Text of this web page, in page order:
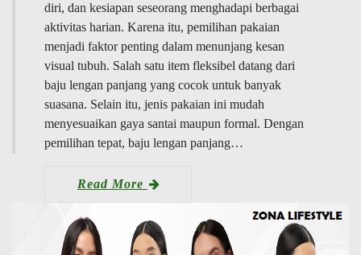
diri, dan kesiapan seseorang menghadapi berbagai
aktivitas harian. Karena itu, pemilihan pakaian
menjadi faktor penting dalam menunjang kesan
visual tubuh. Salah satu item fleksibel datang dari
baju lengan panjang yang cocok untuk banyak
suasana. Selain itu, jenis pakaian ini mudah
menyesuaikan gaya santai maupun formal. Dengan
pemilihan tepat, baju lengan panjang…
Read More